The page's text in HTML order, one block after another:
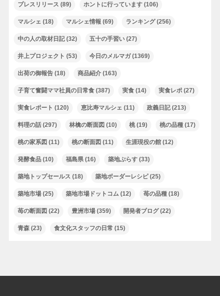
プレスリリース (89) ホントに行っています(106)
マルシェ (18) マルシェ情報 (69) ランキング(256)
中の人の取材日記(32) 五十の手習い(27)
井上プロジェクト (53) 今日のメルマガ(1369)
出荷の御報告(18) 商品紹介(163)
子育て奮闘ママ社員の日常食(387) 実食(14) 実食レポ(27)
実食レポート (120) 恵比寿マルシェ (11) 政義日記(213)
料理の話(297) 林檎の断面図 (10) 桃(19) 桃の品種(17)
桃の家系図 (11) 桃の断面図 (11) 生涯現役の館(12)
発酵食品(10) 福島県(16) 築地ぷらす(33)
築地トップセールス (18) 築地ボーダーレシピ(25)
築地市場(25) 築地市場ドットコム (12) 苺の品種(18)
苺の断面図 (22) 豊洲市場(359) 開発者ブログ(22)
青森(23) 食文化スタッフの日常 (15)